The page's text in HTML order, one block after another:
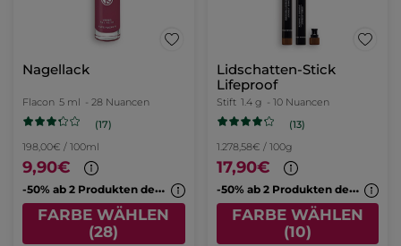
Nagellack
Flacon 5 ml - 28 Nuancen
(17)
198,00€ / 100ml
9,90€
-
50% ab 2 Produkten deiner Wahl
FARBE WÄHLEN
(28)
Lidschatten-Stick
Lifeproof
Stift 1.4 g - 10 Nuancen
(13)
1.278,58€ / 100g
17,90€
-
50% ab 2 Produkten deiner Wahl
FARBE WÄHLEN
(10)